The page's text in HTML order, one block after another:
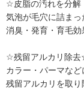
☆皮脂の汚れを分
気泡が毛穴に詰まっ
消臭・発育・育毛
☆残留アルカリ除
カラー・パーマな
残留アルカリを取り